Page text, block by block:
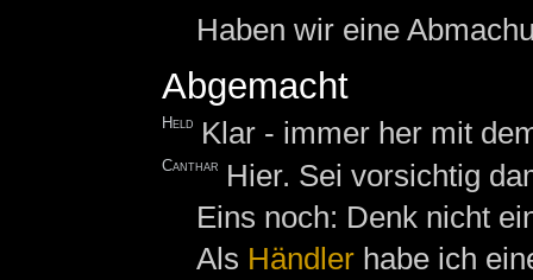
Haben wir eine
Abgemacht
Held Klar - immer her mit
Canthar
Hier. Sei vorsichtig
Eins noch: Denk nicht
Als Händlerhabe ich